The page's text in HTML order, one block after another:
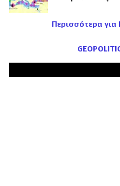
Περισσότερα για